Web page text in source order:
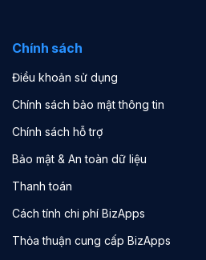
Chính sách
Điều khoản sử dụng
Chính sách bảo mật thông tin
Chính sách hỗ trợ
Bảo mật & An toàn dữ liệu
Thanh toán
Cách tính chi phí BizApps
Thỏa thuận cung cấp BizApps